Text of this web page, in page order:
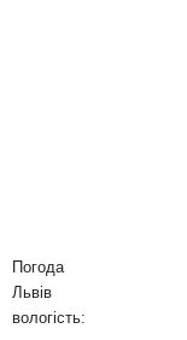
Погода
Львів
вологість: